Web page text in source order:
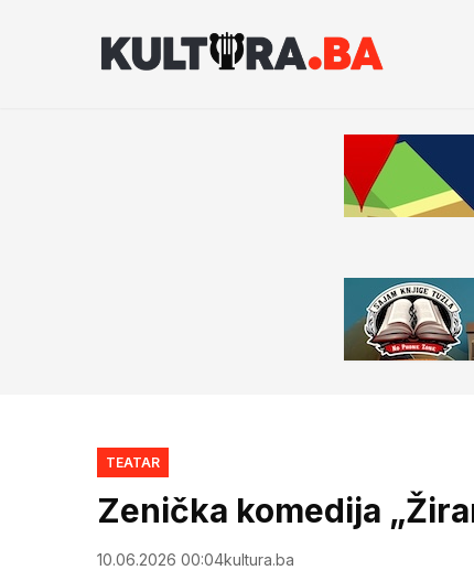
TEATAR
Zenička komedija
10.06.2026 00:04kultura.ba